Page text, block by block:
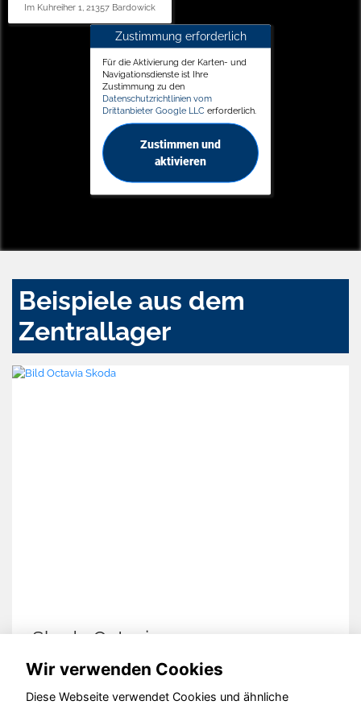
Im Kuhreiher 1, 21357 Bardowick
Zustimmung erforderlich
Für die Aktivierung der Karten- und
Navigationsdienste ist Ihre
Zustimmung zu den
Datenschutzrichtlinien vom
Drittanbieter Google LLC erforderlich.
Zustimmen und
aktivieren
Beispiele aus dem
Zentrallager
Skoda Octavia
Wir verwenden Cookies
Diese Webseite verwendet Cookies und ähnliche